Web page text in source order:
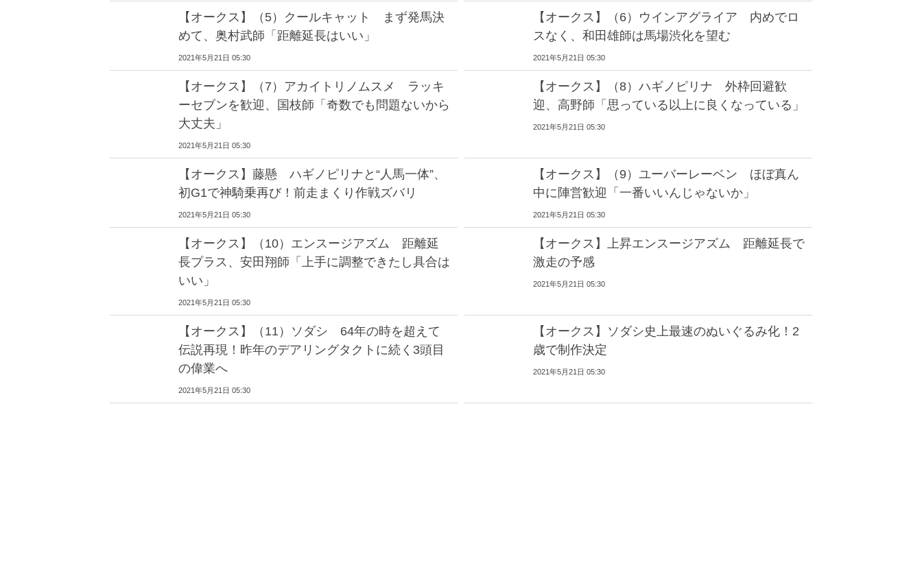
【オークス】（5）クールキャット まず発馬決
めて、奥村武師「距離延長はいい」
2021年5月21日 05:30
【オークス】（6）ウインアグライア 内めでロ
スなく、和田雄師は馬場渋化を望む
2021年5月21日 05:30
【オークス】（7）アカイトリノムスメ ラッキ
ーセブンを歓迎、国枝師「奇数でも問題ないから
大丈夫」
2021年5月21日 05:30
【オークス】（8）ハギノピリナ 外枠回避歓
迎、高野師「思っている以上に良くなっている」
2021年5月21日 05:30
【オークス】藤懸 ハギノピリナと“人馬一体”、
初G1で神騎乗再び！前走まくり作戦ズバリ
2021年5月21日 05:30
【オークス】（9）ユーバーレーベン ほぼ真ん
中に陣営歓迎「一番いいんじゃないか」
2021年5月21日 05:30
【オークス】（10）エンスージアズム 距離延
長プラス、安田翔師「上手に調整できたし具合は
いい」
2021年5月21日 05:30
【オークス】上昇エンスージアズム 距離延長で
激走の予感
2021年5月21日 05:30
【オークス】（11）ソダシ 64年の時を超えて
伝説再現！昨年のデアリングタクトに続く3頭目
の偉業へ
2021年5月21日 05:30
【オークス】ソダシ史上最速のぬいぐるみ化！2
歳で制作決定
2021年5月21日 05:30